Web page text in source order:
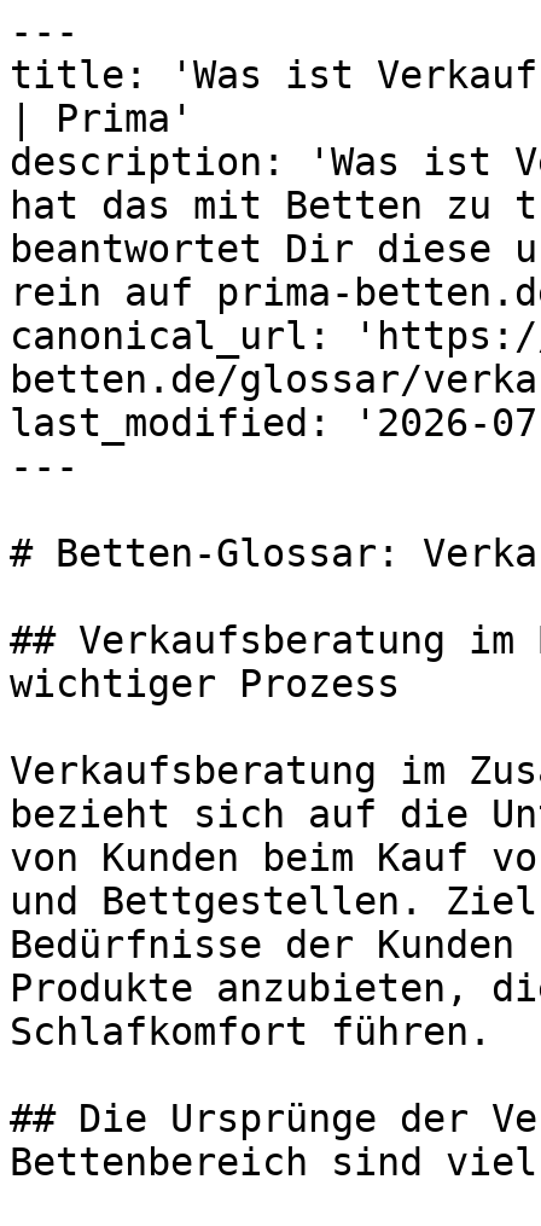
---
title: 'Was ist
| Prima'
description: 'Was ist
hat das mit Betten zu
beantwortet Dir diese
rein auf prima-
canonical_url: 'https://
betten.de/glossar/
last_modified: '2026-
---
# Betten-Glossar:
## Verkaufsberatung
wichtiger Prozess
Verkaufsberatung im
bezieht sich auf die
von Kunden beim Kauf
und Bettgestellen.
Bedürfnisse der Kunden
Produkte anzubieten,
Schlafkomfort führen.
## Die Ursprünge der
Bettenbereich sind